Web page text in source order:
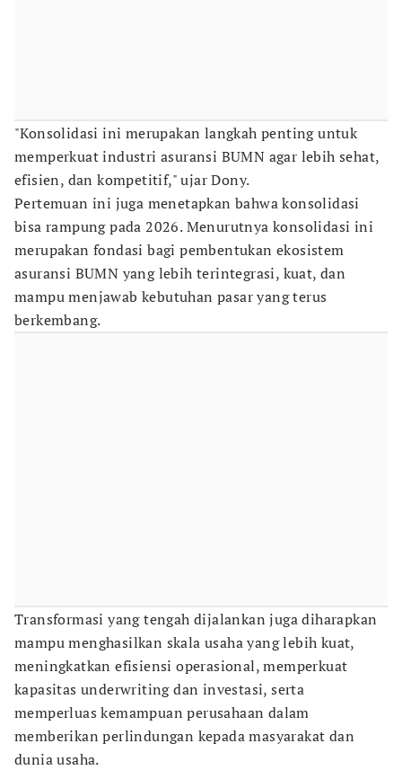
"Konsolidasi ini merupakan langkah penting untuk
memperkuat industri asuransi BUMN agar lebih sehat,
efisien, dan kompetitif," ujar Dony.
Pertemuan ini juga menetapkan bahwa konsolidasi
bisa rampung pada 2026. Menurutnya konsolidasi ini
merupakan fondasi bagi pembentukan ekosistem
asuransi BUMN yang lebih terintegrasi, kuat, dan
mampu menjawab kebutuhan pasar yang terus
berkembang.
Transformasi yang tengah dijalankan juga diharapkan
mampu menghasilkan skala usaha yang lebih kuat,
meningkatkan efisiensi operasional, memperkuat
kapasitas underwriting dan investasi, serta
memperluas kemampuan perusahaan dalam
memberikan perlindungan kepada masyarakat dan
dunia usaha.